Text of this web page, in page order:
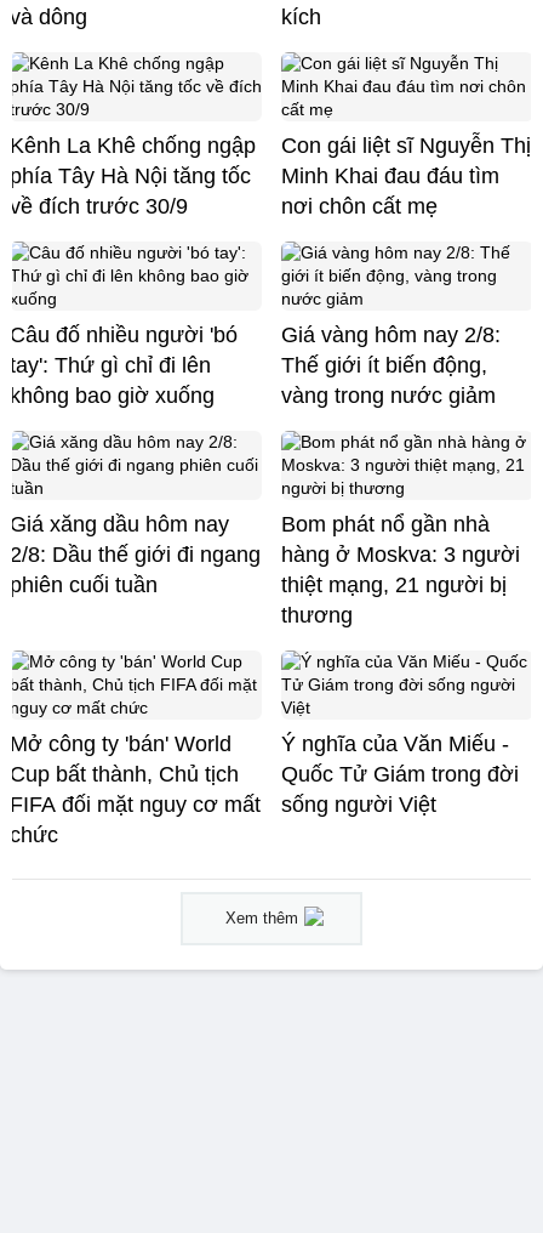
và dông
kích
Kênh La Khê chống ngập
phía Tây Hà Nội tăng tốc
về đích trước 30/9
Con gái liệt sĩ Nguyễn Thị
Minh Khai đau đáu tìm
nơi chôn cất mẹ
Câu đố nhiều người 'bó
tay': Thứ gì chỉ đi lên
không bao giờ xuống
Giá vàng hôm nay 2/8:
Thế giới ít biến động,
vàng trong nước giảm
Giá xăng dầu hôm nay
2/8: Dầu thế giới đi ngang
phiên cuối tuần
Bom phát nổ gần nhà
hàng ở Moskva: 3 người
thiệt mạng, 21 người bị
thương
Mở công ty 'bán' World
Cup bất thành, Chủ tịch
FIFA đối mặt nguy cơ mất
chức
Ý nghĩa của Văn Miếu -
Quốc Tử Giám trong đời
sống người Việt
Xem thêm